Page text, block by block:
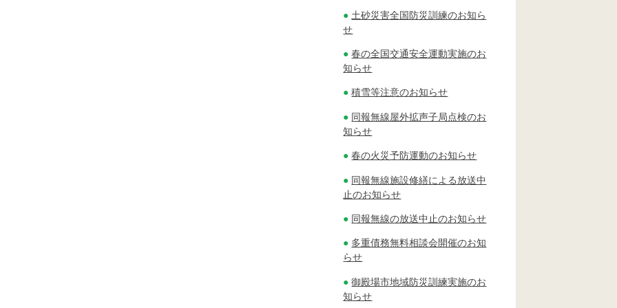
土砂災害全国防災訓練のお知ら
せ
春の全国交通安全運動実施のお
知らせ
積雪等注意のお知らせ
同報無線屋外拡声子局点検のお
知らせ
春の火災予防運動のお知らせ
同報無線施設修繕による放送中
止のお知らせ
同報無線の放送中止のお知らせ
多重債務無料相談会開催のお知
らせ
御殿場市地域防災訓練実施のお
知らせ